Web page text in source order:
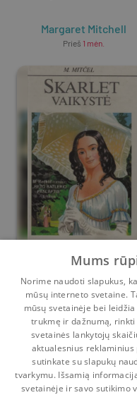
Margaret Mitchell
Prieš 1 mėn.
Skarlet vaikystė
Margaret Mitchell
Prieš2 m.
Pradinis Krepšelis
Mums
Norime naudoti slapukus,
mūsų interneto svetaine.
mūsų svetainėje bei
trukmę ir dažnumą,
svetainės lankytojų
aktualesnius reklaminius
sutinkate su slapukų
tvarkymu. Išsamią
svetainėje ir savo sutikimo